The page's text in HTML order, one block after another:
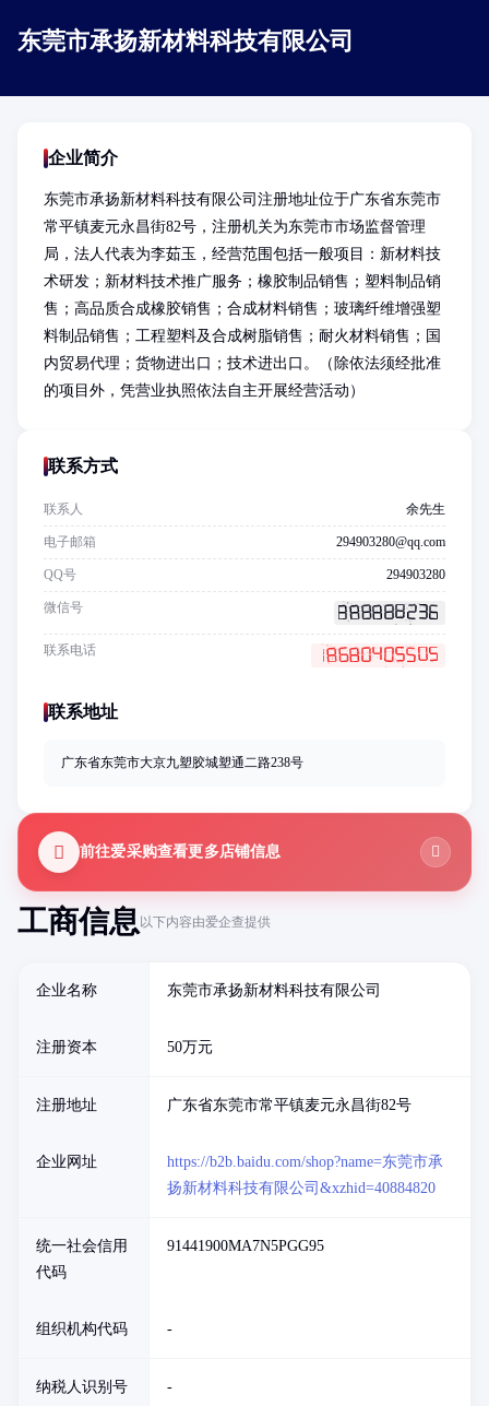
东莞市承扬新材料科技有限公司
工商信息以下内容由爱企查提供
企业名称 东莞市承扬新材料科技有限公司
注册资本 50万元
注册地址 广东省东莞市常平镇麦元永昌街82号
企业网址
https://b2b.baidu.com/shop?name=东莞市承
扬新材料科技有限公司&xzhid=40884820
统一社会信用
代码
91441900MA7N5PGG95
组织机构代码 -
纳税人识别号 -
企业简介
东莞市承扬新材料科技有限公司注册地址位于广东省东莞市
常平镇麦元永昌街82号，注册机关为东莞市市场监督管理
局，法人代表为李茹玉，经营范围包括一般项目：新材料技
术研发；新材料技术推广服务；橡胶制品销售；塑料制品销
售；高品质合成橡胶销售；合成材料销售；玻璃纤维增强塑
料制品销售；工程塑料及合成树脂销售；耐火材料销售；国
内贸易代理；货物进出口；技术进出口。（除依法须经批准
的项目外，凭营业执照依法自主开展经营活动）
联系方式
联系人 余先生
电子邮箱 294903280@qq.com
QQ号 294903280
微信号
联系电话
联系地址
广东省东莞市大京九塑胶城塑通二路238号
前往爱采购查看更多店铺信息